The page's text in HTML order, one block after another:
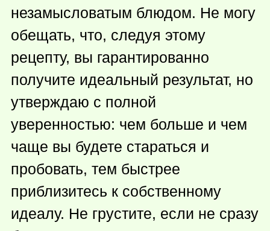
незамысловатым блюдом. Не могу
обещать, что, следуя этому
рецепту, вы гарантированно
получите идеальный результат, но
утверждаю с полной
уверенностью: чем больше и чем
чаще вы будете стараться и
пробовать, тем быстрее
приблизитесь к собственному
идеалу. Не грустите, если не сразу